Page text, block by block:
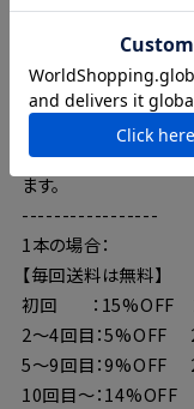
いつでも配送料は無
ー』の定期購入は、お
ます。
-----------------
1本の場合：
【毎回送料は無料】
初回 ：15%OFF
2〜4回目：5%OFF
5〜9回目：9%OFF
10回目〜：